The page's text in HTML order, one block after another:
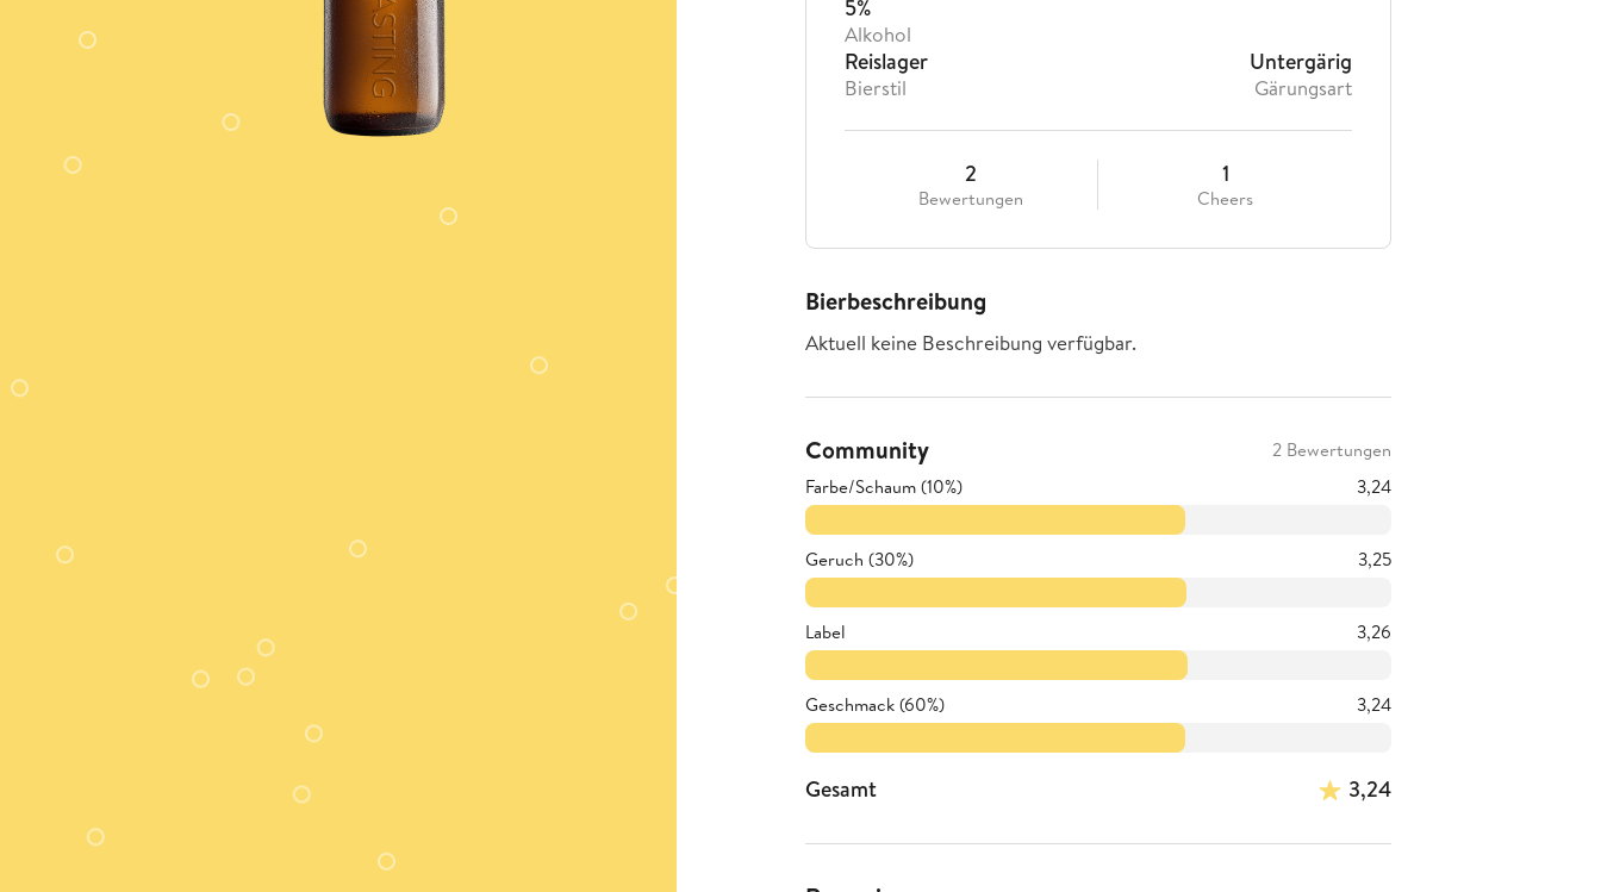
5%
Alkohol
Reislager
Bierstil
Untergärig
Gärungsart
2
Bewertungen
1
Cheers
Bierbeschreibung
Aktuell keine Beschreibung verfügbar.
Community
2 Bewertungen
Farbe/Schaum (10%)
3,24
Geruch (30%) 3,25
Label 3,26
Geschmack (60%) 3,24
Gesamt 3,24